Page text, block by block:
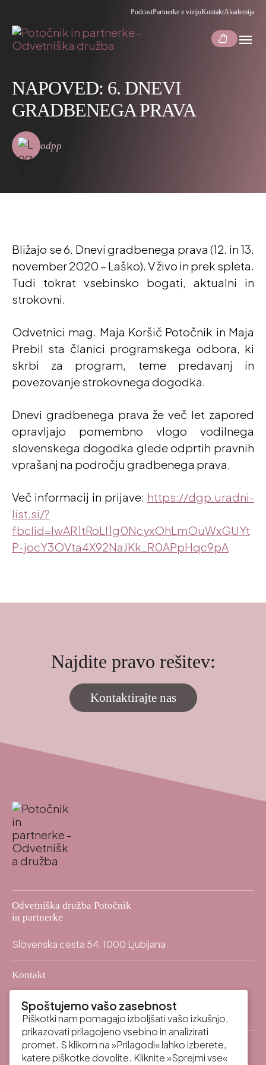
PodcastPartnerke z vizijoKontaktAkademija
shopping_bag_speed menu
NAPOVED: 6. DNEVI
GRADBENEGA PRAVA
odpp
Bližajo se 6. Dnevi gradbenega prava (12. in 13.
november 2020 – Laško). V živo in prek spleta.
Tudi tokrat vsebinsko bogati, aktualni in
strokovni.
Odvetnici mag. Maja Koršič Potočnik in Maja
Prebil sta članici programskega odbora, ki
skrbi za program, teme predavanj in
povezovanje strokovnega dogodka.
Dnevi gradbenega prava že več let zapored
opravljajo pomembno vlogo vodilnega
slovenskega dogodka glede odprtih pravnih
vprašanj na področju gradbenega prava.
Več informacij in prijave: https://dgp.uradni-
list.si/?
fbclid=IwAR1tRoLI1g0NcyxOhLmOuWxGUYt
P-jocY3OVta4X92NaJKk_R0APpHqc9pA
Najdite pravo rešitev:
Kontaktirajte nas
Odvetniška družba Potočnik
in partnerke
Slovenska cesta 54, 1000 Ljubljana
Kontakt
info@odpp.law
+386 (0)59 337 400
Spoštujemo vašo zasebnost
Piškotki nam pomagajo izboljšati vašo izkušnjo,
prikazovati prilagojeno vsebino in analizirati
promet. S klikom na »Prilagodi« lahko izberete,
katere piškotke dovolite. Kliknite »Sprejmi vse«